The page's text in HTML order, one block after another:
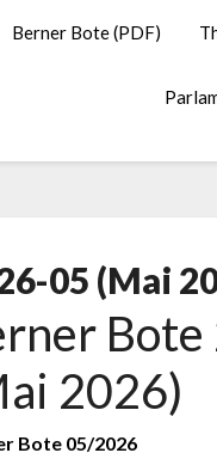
Berner Bote (PDF)
05 (Mai
2026)
Bote 05/2026